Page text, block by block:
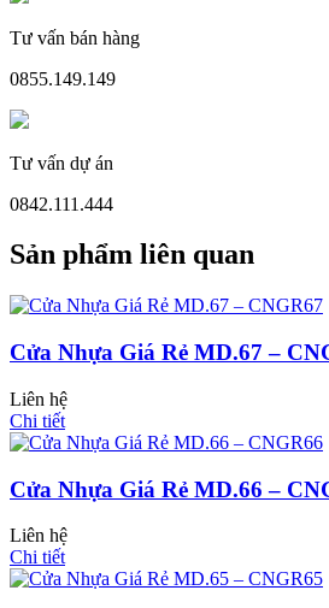
Tư vấn bán hàng
0855.149.149
Tư vấn dự án
0842.111.444
Sản phẩm liên quan
Cửa Nhựa Giá Rẻ MD.67 –
Liên hệ
Chi tiết
Cửa Nhựa Giá Rẻ MD.66 –
Liên hệ
Chi tiết